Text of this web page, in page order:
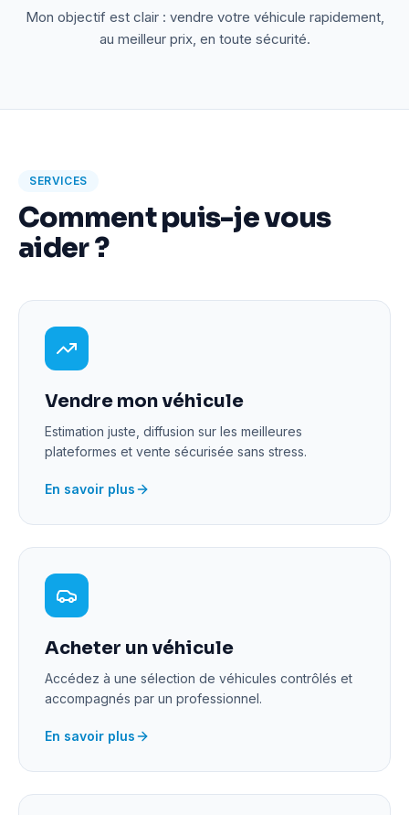
Mon objectif est clair : vendre votre véhicule rapidement,
au meilleur prix, en toute sécurité.
SERVICES
Comment puis-je vous
aider ?
Vendre mon véhicule
Estimation juste, diffusion sur les meilleures
plateformes et vente sécurisée sans stress.
En savoir plus
Acheter un véhicule
Accédez à une sélection de véhicules contrôlés et
accompagnés par un professionnel.
En savoir plus